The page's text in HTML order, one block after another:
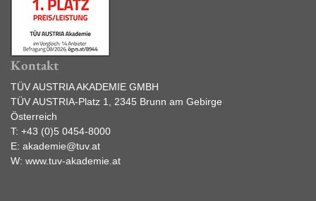
Kontakt
TÜV AUSTRIA AKADEMIE GMBH
TÜV AUSTRIA-Platz 1, 2345 Brunn am Gebirge
Österreich
T: +43 (0)5 0454-8000
E: akademie@tuv.at
W: www.tuv-akademie.at